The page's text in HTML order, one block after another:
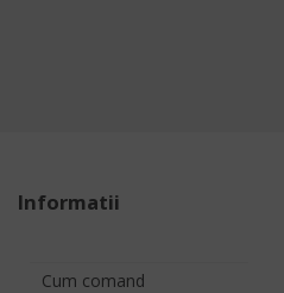
Informatii
Cum comand